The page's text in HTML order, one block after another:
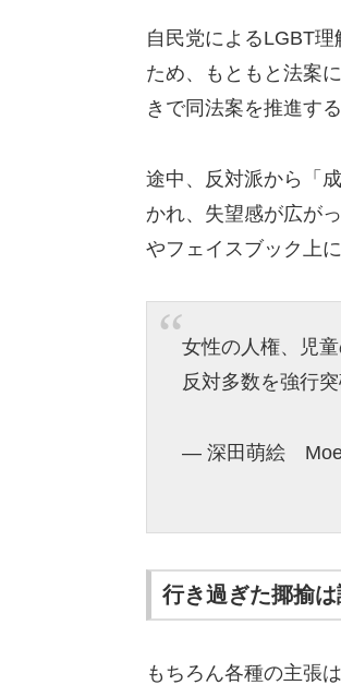
自民党によるLGBT
ため、もともと法案
きで同法案を推進す
途中、反対派から「
かれ、失望感が広が
やフェイスブック上に
女性の人権、児
反対多数を強行
— 深田萌絵
行き過ぎた揶揄
もちろん各種の主張